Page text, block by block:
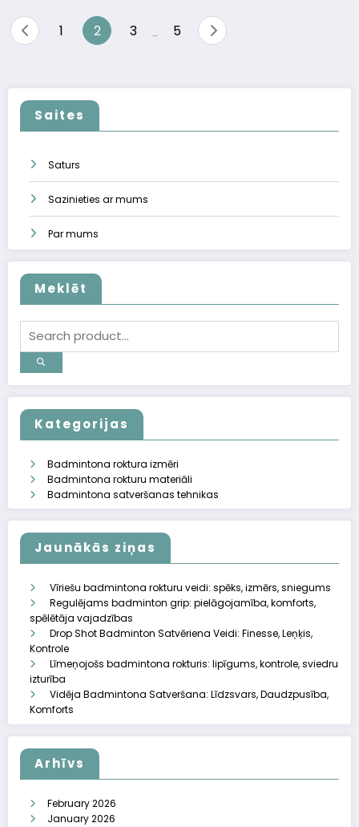
Posts
1 2 3 5
Saites
Saturs
Sazinieties ar mums
Par mums
Meklēt
Kategorijas
Badmintona roktura izmēri
Badmintona rokturu materiāli
Badmintona satveršanas tehnikas
Jaunākās ziņas
Vīriešu badmintona rokturu veidi: spēks, izmērs, sniegums
Regulējams badminton grip: pielāgojamība, komforts,
spēlētāja vajadzības
Drop Shot Badminton Satvēriena Veidi: Finesse, Leņķis,
Kontrole
Līmeņojošs badmintona rokturis: lipīgums, kontrole, sviedru
izturība
Vidēja Badmintona Satveršana: Līdzsvars, Daudzpusība,
Komforts
Arhīvs
February 2026
January 2026